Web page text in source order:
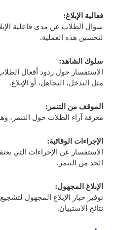
فعالية الإبلاغ:
سؤال الطلاب عن مدى فاعلية
لتحسين هذه العملية.
سلوك الشاهد:
الاستفسار حول ردود أفعال
مثل التدخل، التجاهل، أو الإبلاغ.
الموقف من التنمر:
معرفة آراء الطلاب حول التنمر،
الإجراءات الوقائية:
الاستفسار عن الإجراءات التي
الحد من التنمر.
الإبلاغ المجهول:
توفير خيار الإبلاغ المجهول
نتائج الاستبيان.